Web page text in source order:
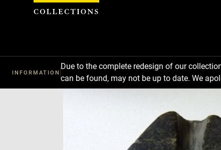
INFORMATION
Due to the complete redesign of our
can be found, may not be up to date. We
Cookies management panel